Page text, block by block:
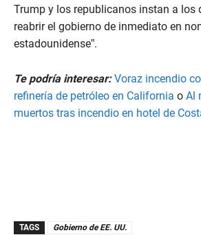
Trump y los republicanos instan a los
reabrir el gobierno de inmediato en
estadounidense”.
Te podría interesar: Voraz incendio
refinería de petróleo en California o Al
muertos tras incendio en hotel de
TAGS Gobierno de EE. UU.